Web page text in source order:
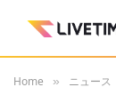
Home » ニュース